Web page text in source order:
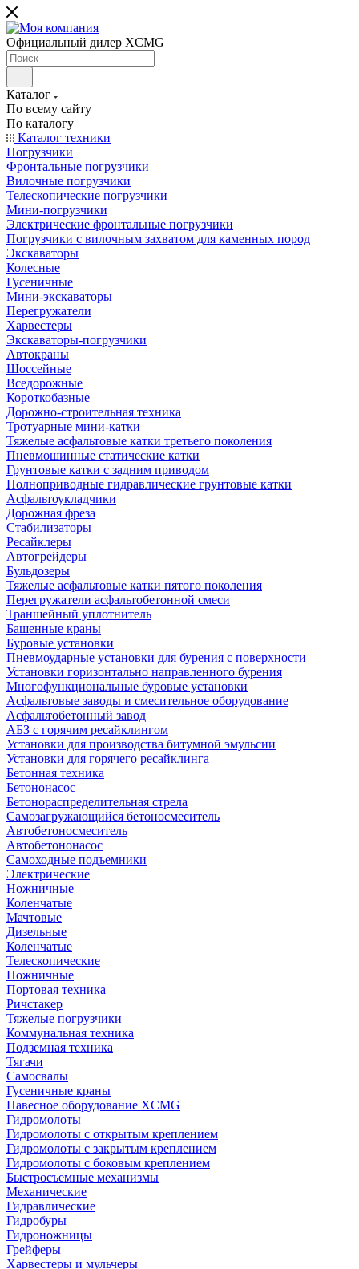
Официальный дилер XCMG
Каталог
По всему сайту
По каталогу
Каталог техники
Погрузчики
Фронтальные погрузчики
Вилочные погрузчики
Телескопические погрузчики
Мини-погрузчики
Электрические фронтальные погрузчики
Погрузчики с вилочным захватом для каменных пород
Экскаваторы
Колесные
Гусеничные
Мини-экскаваторы
Перегружатели
Харвестеры
Экскаваторы-погрузчики
Автокраны
Шоссейные
Вседорожные
Короткобазные
Дорожно-строительная техника
Тротуарные мини-катки
Тяжелые асфальтовые катки третьего поколения
Пневмошинные статические катки
Грунтовые катки с задним приводом
Полноприводные гидравлические грунтовые катки
Асфальтоукладчики
Дорожная фреза
Стабилизаторы
Ресайклеры
Автогрейдеры
Бульдозеры
Тяжелые асфальтовые катки пятого поколения
Перегружатели асфальтобетонной смеси
Траншейный уплотнитель
Башенные краны
Буровые установки
Пневмоударные установки для бурения с поверхности
Установки горизонтально направленного бурения
Многофункциональные буровые установки
Асфальтовые заводы и смесительное оборудование
Асфальтобетонный завод
АБЗ с горячим ресайклингом
Установки для производства битумной эмульсии
Установки для горячего ресайклинга
Бетонная техника
Бетононасос
Бетонораспределительная стрела
Самозагружающийся бетоносмеситель
Автобетоносмеситель
Автобетононасос
Самоходные подъемники
Электрические
Ножничные
Коленчатые
Мачтовые
Дизельные
Коленчатые
Телескопические
Ножничные
Портовая техника
Ричстакер
Тяжелые погрузчики
Коммунальная техника
Подземная техника
Тягачи
Самосвалы
Гусеничные краны
Навесное оборудование XCMG
Гидромолоты
Гидромолоты с открытым креплением
Гидромолоты с закрытым креплением
Гидромолоты с боковым креплением
Быстросъемные механизмы
Механические
Гидравлические
Гидробуры
Гидроножницы
Грейферы
Харвестеры и мульчеры